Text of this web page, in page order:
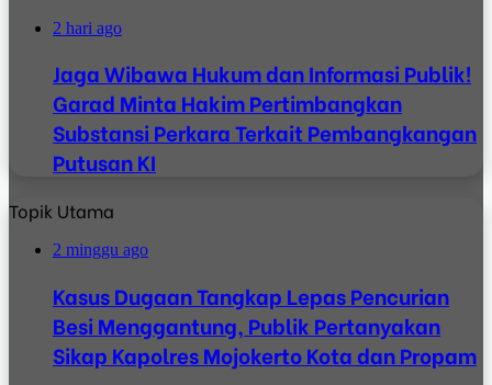
2 hari ago
Jaga Wibawa Hukum dan Informasi Publik!
Garad Minta Hakim Pertimbangkan
Substansi Perkara Terkait Pembangkangan
Putusan KI
Topik Utama
2 minggu ago
Kasus Dugaan Tangkap Lepas Pencurian
Besi Menggantung, Publik Pertanyakan
Sikap Kapolres Mojokerto Kota dan Propam